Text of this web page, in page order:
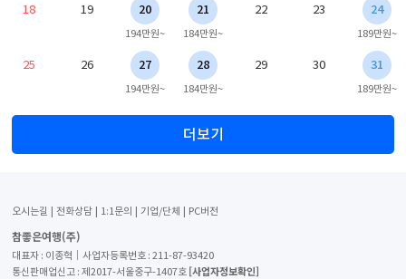
18 19 20
194만원~
21
184만원~
22 23 24
189만원~
25 26 27
194만원~
28
184만원~
29 30 31
189만원~
더보기
오시는길 전화상담 1:1문의 기업/단체 PC버전
참좋은여행(주)
대표자 : 이종혁│사업자등록번호 : 211-87-93420
통신판매업신고 : 제2017-서울중구-1407호 [사업자정보확인]